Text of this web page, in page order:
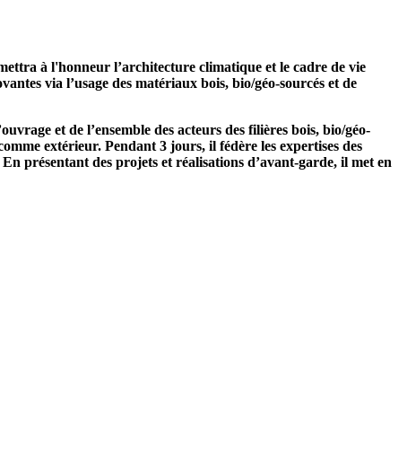
à l'honneur l’architecture climatique et le cadre de vie
via l’usage des matériaux bois, bio/géo-sourcés et de
et de l’ensemble des acteurs des filières bois, bio/géo-
extérieur. Pendant 3 jours, il fédère les expertises des
présentant des projets et réalisations d’avant-garde, il met en